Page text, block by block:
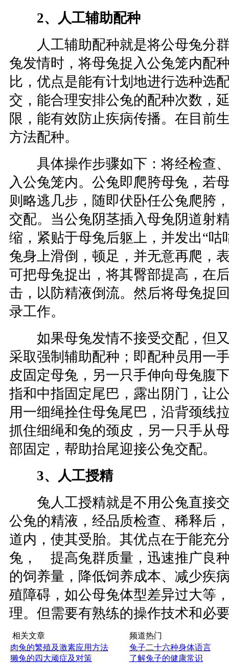
2、人工辅助配种
人工辅助配种就是将公母兔分群
兔发情时，将母兔捉入公兔笼内配
比，优点是能有计划地进行选种选
交，能合理安排公兔的配种次数，
限，能有效防止疾病传播。在目前
方法配种。
具体操作步骤如下：将经检查、
入公兔笼内。公兔即爬胯母兔，若
则略逃几步，随即伏卧任公兔爬胯
交配。当公兔阴茎插入母兔阴道射
缩，紧贴于母兔后躯上，并发出“咕
兔身上滑倒，顿足，并无意再爬，
可把母兔捉出，将其臀部提高，在
击，以防精液倒流。然后将母兔捉
录工作。
如果母兔发情不接受交配，但又
采取强制辅助配种；即配种员用一
皮固定母兔，另一只手伸向母兔腹
指和中指固定尾巴，露出阴门，让
用一细绳拴住母兔尾巴，沿背颈线
抓住细绳和兔的颈皮，另一只手从
部固定，帮助抬尾迎接公兔交配。
3、人工授精
兔人工授精就是不用公兔直接交
公兔的精液，经品质检查、稀释后
道内，使其受胎。其优点在于能充
兔， 提高兔群质量，迅速推广良
的饲养量，降低饲养成本、减少疾
殖障碍，如公母兔体型差异过大等
理。但需要有熟练的操作技术和必
相关文章
肉兔的繁殖及激素应用方法
獭兔的四大顽症及对策
频道热门
兔子二十六种身体语言
了解兔子的健康常识